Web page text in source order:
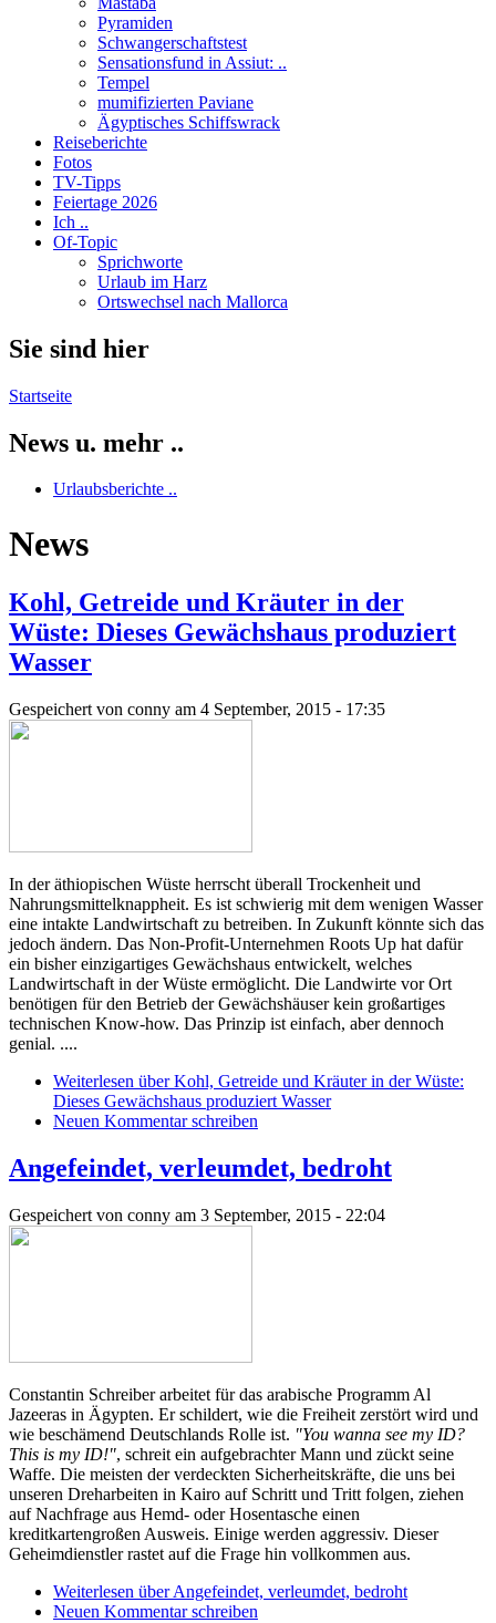
Pyramiden
Schwangerschaftstest
Sensationsfund in Assiut: ..
Tempel
mumifizierten Paviane
Ägyptisches Schiffswrack
Reiseberichte
Fotos
TV-Tipps
Feiertage 2026
Ich ..
Of-Topic
Sprichworte
Urlaub im Harz
Ortswechsel nach Mallorca
Sie sind hier
Startseite
News u. mehr ..
Urlaubsberichte ..
News
Kohl, Getreide und Kräuter in der
Wüste: Dieses Gewächshaus produziert
Wasser
Gespeichert von conny am 4 September, 2015 - 17:35
In der äthiopischen Wüste herrscht überall Trockenheit und
Nahrungsmittelknappheit. Es ist schwierig mit dem wenigen Wasser
eine intakte Landwirtschaft zu betreiben. In Zukunft könnte sich das
jedoch ändern. Das Non-Profit-Unternehmen Roots Up hat dafür
ein bisher einzigartiges Gewächshaus entwickelt, welches
Landwirtschaft in der Wüste ermöglicht. Die Landwirte vor Ort
benötigen für den Betrieb der Gewächshäuser kein großartiges
technischen Know-how. Das Prinzip ist einfach, aber dennoch
genial. ....
Weiterlesen über Kohl, Getreide und Kräuter in der Wüste:
Dieses Gewächshaus produziert Wasser
Neuen Kommentar schreiben
Angefeindet, verleumdet, bedroht
Gespeichert von conny am 3 September, 2015 - 22:04
Constantin Schreiber arbeitet für das arabische Programm Al
Jazeeras in Ägypten. Er schildert, wie die Freiheit zerstört wird und
wie beschämend Deutschlands Rolle ist. "You wanna see my ID?
This is my ID!", schreit ein aufgebrachter Mann und zückt seine
Waffe. Die meisten der verdeckten Sicherheitskräfte, die uns bei
unseren Dreharbeiten in Kairo auf Schritt und Tritt folgen, ziehen
auf Nachfrage aus Hemd- oder Hosentasche einen
kreditkartengroßen Ausweis. Einige werden aggressiv. Dieser
Geheimdienstler rastet auf die Frage hin vollkommen aus.
Weiterlesen über Angefeindet, verleumdet, bedroht
Neuen Kommentar schreiben